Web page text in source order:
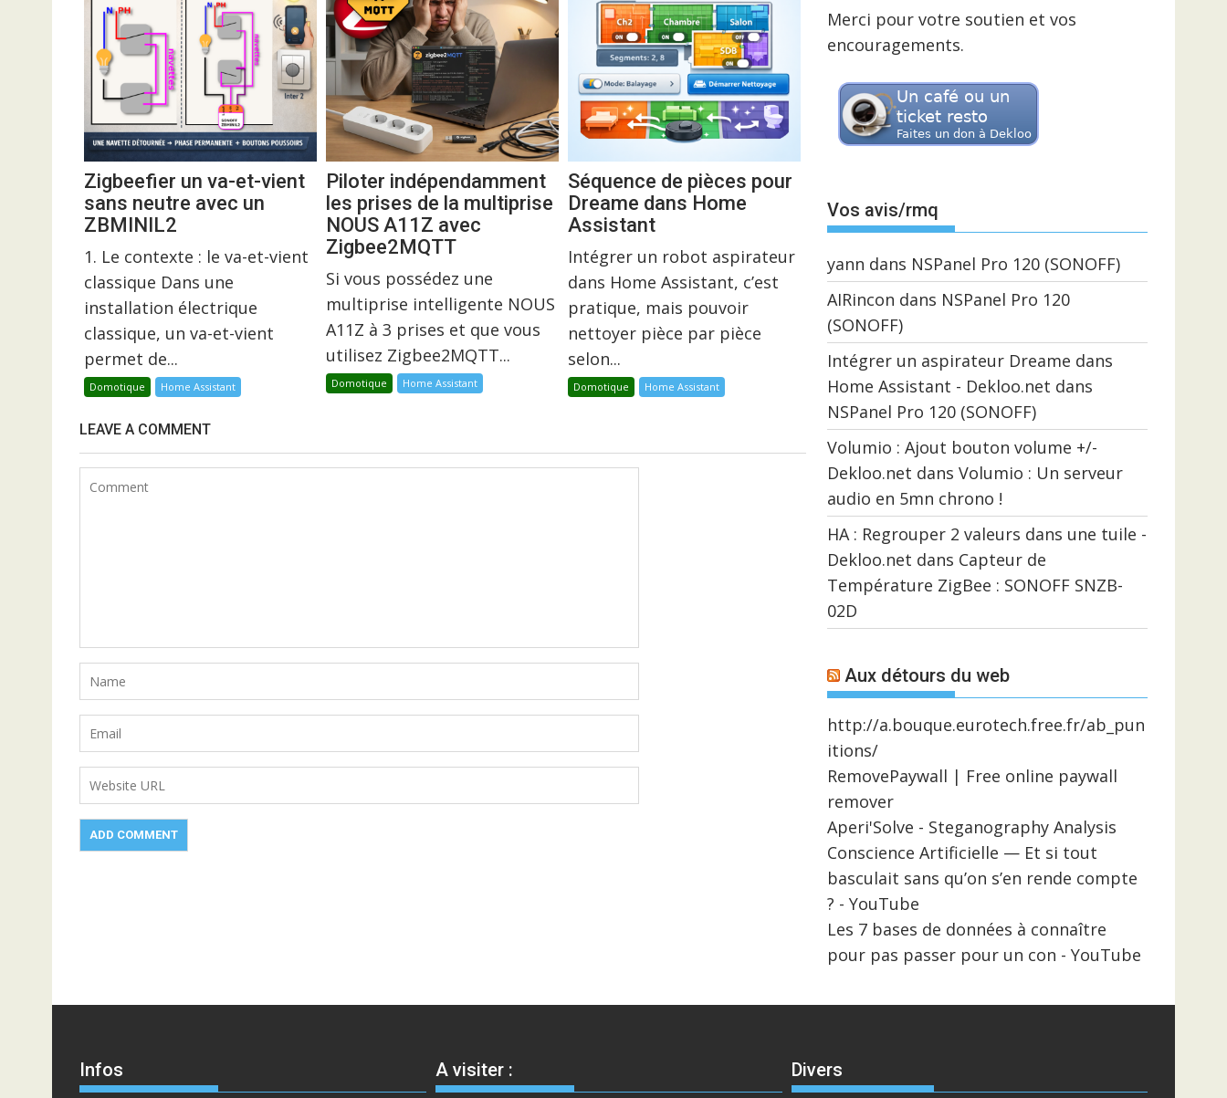
Zigbeefier un va-et-vient
sans neutre avec un
ZBMINIL2
1. Le contexte : le va-et-vient
classique Dans une
installation électrique
classique, un va-et-vient
permet de...
Domotique Home Assistant
Piloter indépendamment
les prises de la multiprise
NOUS A11Z avec
Zigbee2MQTT
Si vous possédez une
multiprise intelligente NOUS
A11Z à 3 prises et que vous
utilisez Zigbee2MQTT...
Domotique Home Assistant
Séquence de pièces pour
Dreame dans Home
Assistant
Intégrer un robot aspirateur
dans Home Assistant, c’est
pratique, mais pouvoir
nettoyer pièce par pièce
selon...
Domotique Home Assistant
LEAVE A COMMENT
Merci pour votre soutien et vos
encouragements.
Vos avis/rmq
yann dans NSPanel Pro 120 (SONOFF)
AIRincon dans NSPanel Pro 120
(SONOFF)
Intégrer un aspirateur Dreame dans
Home Assistant - Dekloo.net dans
NSPanel Pro 120 (SONOFF)
Volumio : Ajout bouton volume +/-
Dekloo.net dans Volumio : Un serveur
audio en 5mn chrono !
HA : Regrouper 2 valeurs dans une tuile -
Dekloo.net dans Capteur de
Température ZigBee : SONOFF SNZB-
02D
Aux détours du web
http://a.bouque.eurotech.free.fr/ab_pun
itions/
RemovePaywall | Free online paywall
remover
Aperi'Solve - Steganography Analysis
Conscience Artificielle — Et si tout
basculait sans qu’on s’en rende compte
? - YouTube
Les 7 bases de données à connaître
pour pas passer pour un con - YouTube
Infos A visiter : Divers